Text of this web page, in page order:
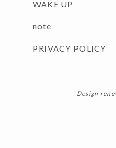
WAKE UP
note
PRIVACY POLICY
Design